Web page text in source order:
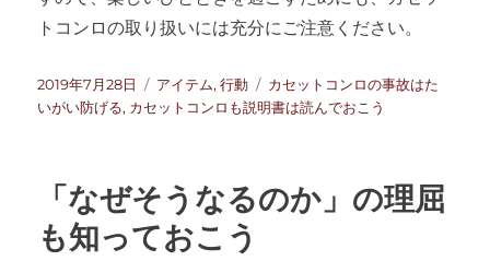
トコンロの取り扱いには充分にご注意ください。
投
稿
2019年7月28日
カ
テ
アイテム,行動
タ
グ
カセットコンロの事故はた
いがい防げる, カセットコンロも説明書は読んでおこう
「なぜそうなるのか」の理屈
も知っておこう